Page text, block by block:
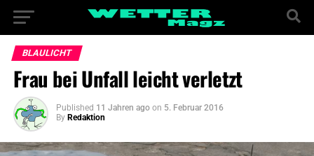
BLAULICHT
Frau bei Unfall leicht verletzt
Published 11 Jahren ago on 5. Februar 2016
By Redaktion